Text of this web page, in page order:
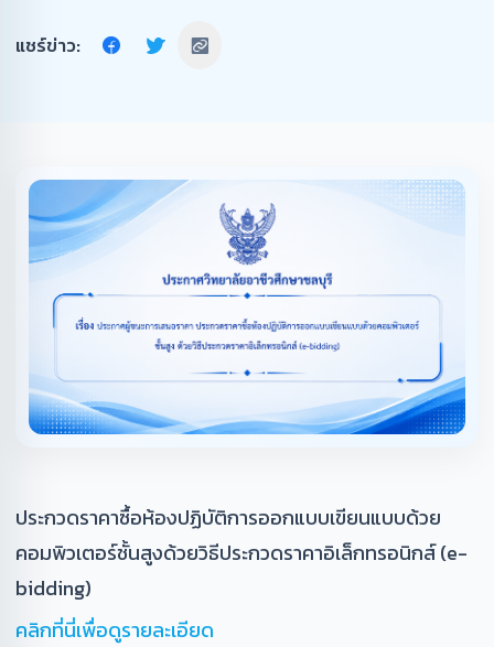
แชร์ข่าว:
ประกวดราคาซื้อห้องปฏิบัติการออกแบบเขียนแบบด้วย
คอมพิวเตอร์ชั้นสูงด้วยวิธีประกวดราคาอิเล็กทรอนิกส์ (e-
bidding)
คลิกที่นี่เพื่อดูรายละเอียด